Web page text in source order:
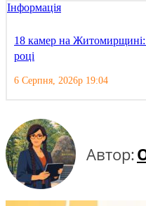
Інформація
18 камер на
році
6 Серпня, 2026р 19:04
Автор: